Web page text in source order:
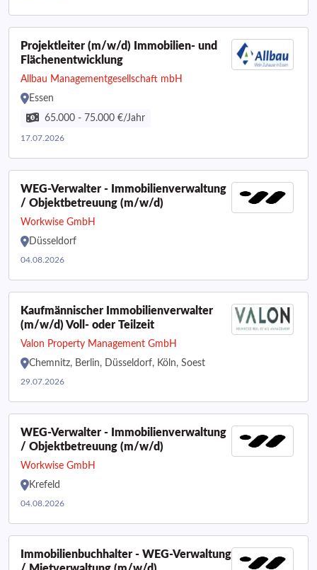
Projektleiter (m/w/d) Immobilien- und
Flächenentwicklung
Allbau Managementgesellschaft mbH
Essen
65.000 - 75.000 €/Jahr
17.07.2026
WEG-Verwalter - Immobilienverwaltung
/ Objektbetreuung (m/w/d)
Workwise GmbH
Düsseldorf
04.08.2026
Kaufmännischer Immobilienverwalter
(m/w/d) Voll- oder Teilzeit
Valon Property Management GmbH
Chemnitz, Berlin, Düsseldorf, Köln, Soest
29.07.2026
WEG-Verwalter - Immobilienverwaltung
/ Objektbetreuung (m/w/d)
Workwise GmbH
Krefeld
04.08.2026
Immobilienbuchhalter - WEG-Verwaltung